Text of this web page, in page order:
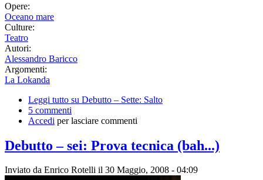
Opere:
Oceano mare
Culture:
Teatro
Autori:
Alessandro Baricco
Argomenti:
La Lokanda
Leggi tutto su Debutto – Sette: Salto
5 commenti
Accedi per lasciare commenti
Debutto – sei: Prova tecnica (bah...)
Inviato da Enrico Rotelli il 30 Maggio, 2008 - 04:09